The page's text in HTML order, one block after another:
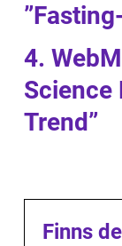
4.
Science
Trend”
Finns